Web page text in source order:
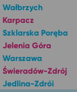
Wałbrzych
Karpacz
Szklarska Poręba
Jelenia Góra
Warszawa
Świeradów-Zdrój
Jedlina-Zdrój